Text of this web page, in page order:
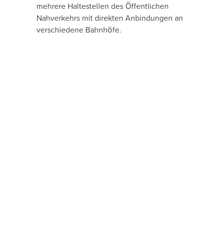
mehrere Haltestellen des Öffentlichen
Nahverkehrs mit direkten Anbindungen an
verschiedene Bahnhöfe.